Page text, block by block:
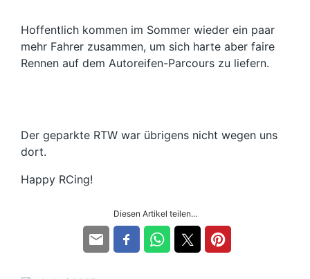
Hoffentlich kommen im Sommer wieder ein paar
mehr Fahrer zusammen, um sich harte aber faire
Rennen auf dem Autoreifen-Parcours zu liefern.
Der geparkte RTW war übrigens nicht wegen uns
dort.
Happy RCing!
Diesen Artikel teilen...